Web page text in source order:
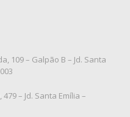
109 – Galpão B – Jd. Santa
– Jd. Santa Emília –